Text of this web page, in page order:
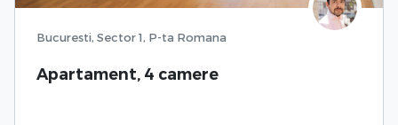
Bucuresti, Sector 1, P-ta Romana
Apartament, 4 camere